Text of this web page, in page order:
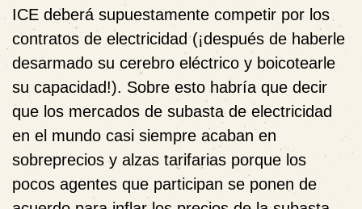
ICE deberá supuestamente competir por los
contratos de electricidad (¡después de haberle
desarmado su cerebro eléctrico y boicotearle
su capacidad!). Sobre esto habría que decir
que los mercados de subasta de electricidad
en el mundo casi siempre acaban en
sobreprecios y alzas tarifarias porque los
pocos agentes que participan se ponen de